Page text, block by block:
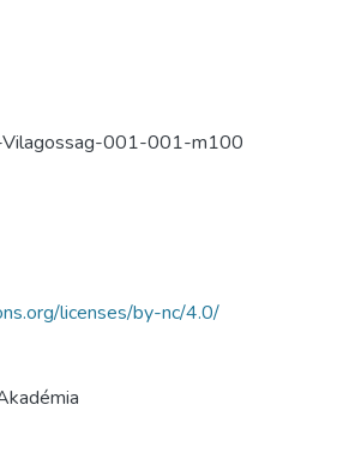
001-001-m100
licenses/by-nc/4.0/